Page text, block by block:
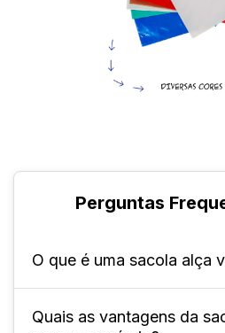
Perguntas
O que é uma sacola alça
Ela é um tipo de sacola
Quais as vantagens da